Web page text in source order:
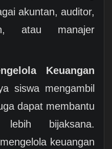
akuntan, auditor,
atau manajer
Keuangan
siswa mengambil
dapat membantu
bijaksana.
keuangan